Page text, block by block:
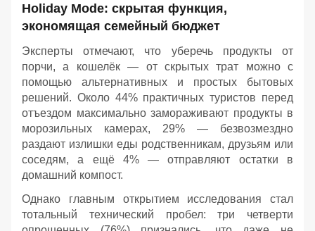
Holiday Mode: скрытая функция,
экономящая семейный бюджет
Эксперты отмечают, что уберечь продукты от
порчи, а кошелёк — от скрытых трат можно с
помощью альтернативных и простых бытовых
решений. Около 44% практичных туристов перед
отъездом максимально замораживают продукты в
морозильных камерах, 29% — безвозмездно
раздают излишки еды родственникам, друзьям или
соседям, а ещё 4% — отправляют остатки в
домашний компост.
Однако главным открытием исследования стал
тотальный технический пробел: три четверти